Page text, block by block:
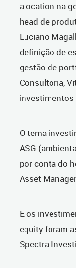
alocation na
head de
Luciano
definição de
gestão de
Consultoria,
investimentos
O tema
ASG
por conta do
Asset
E os
equity foram
Spectra